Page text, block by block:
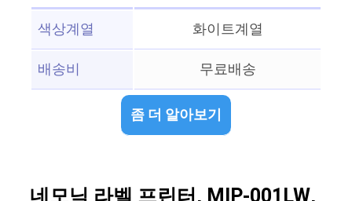
색상계열
화이트계열
배송비
무료배송
좀 더 알아보기